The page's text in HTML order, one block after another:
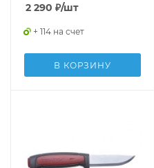
2 290 ₽/шт
+ 114 на счет
В КОРЗИНУ